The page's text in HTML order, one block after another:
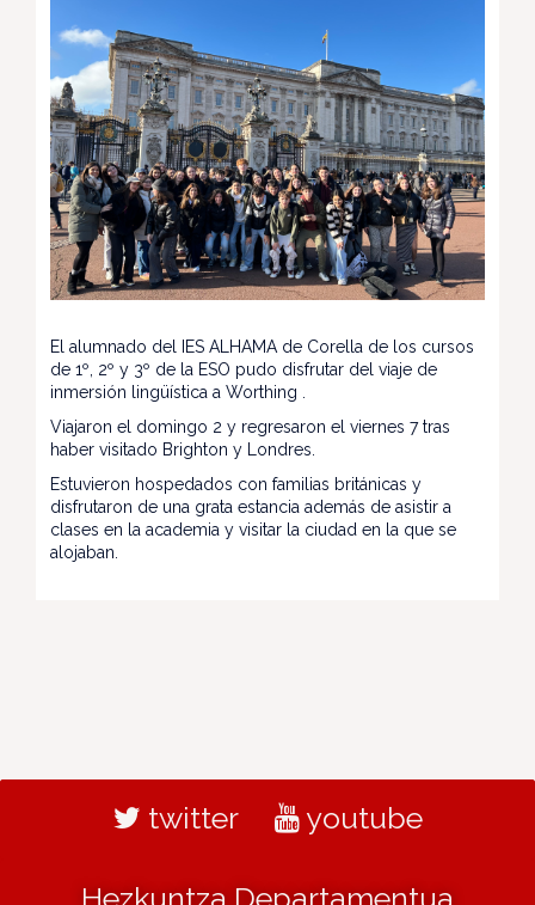
El alumnado del IES ALHAMA de Corella de los cursos
de 1º, 2º y 3º de la ESO pudo disfrutar del viaje de
inmersión lingüística a Worthing .
Viajaron el domingo 2 y regresaron el viernes 7 tras
haber visitado Brighton y Londres.
Estuvieron hospedados con familias británicas y
disfrutaron de una grata estancia además de asistir a
clases en la academia y visitar la ciudad en la que se
alojaban.
twitter youtube
Hezkuntza Departamentua